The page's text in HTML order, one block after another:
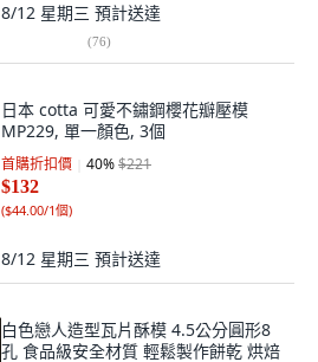
8/12 星期三 預計送達
(76)
日本 cotta 可愛不鏽鋼櫻花瓣壓模
MP229, 單一顏色, 3個
首購折扣價 40%$221
$132
($44.00/1個)
8/12 星期三 預計送達
白色戀人造型瓦片酥模 4.5公分圓形8
孔 食品級安全材質 輕鬆製作餅乾 烘焙